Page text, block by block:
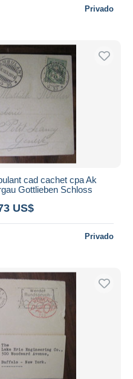
Privado
cad cachet cpa Ak
Gottlieben Schloss
US$
Privado